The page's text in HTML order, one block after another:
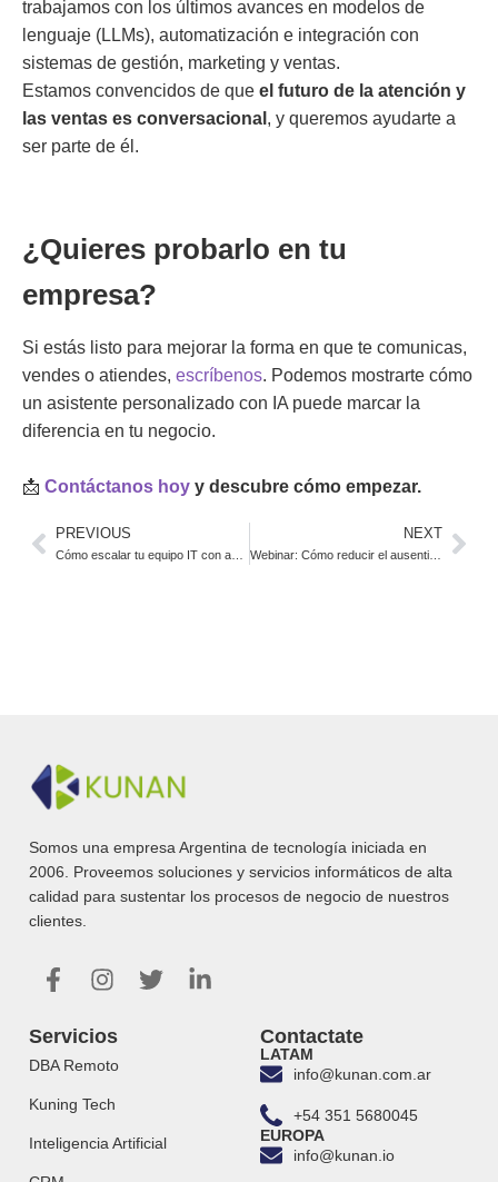
trabajamos con los últimos avances en modelos de
lenguaje (LLMs), automatización e integración con
sistemas de gestión, marketing y ventas.
Estamos convencidos de que el futuro de la atención y
las ventas es conversacional , y queremos ayudarte a
ser parte de él.
¿Quieres probarlo en tu
empresa?
Si estás listo para mejorar la forma en que te comunicas,
vendes o atiendes, escríbenos. Podemos mostrarte cómo
un asistente personalizado con IA puede marcar la
diferencia en tu negocio.
📩 Contáctanos hoy y descubre cómo empezar.
PREVIOUS NEXT
Webinar: Cómo reducir el ausentismo en salud con tecnología
Somos una empresa Argentina de tecnología iniciada en
2006. Proveemos soluciones y servicios informáticos de alta
calidad para sustentar los procesos de negocio de nuestros
clientes.
Servicios
DBA Remoto
Kuning Tech
Inteligencia Artificial
Contactate
LATAM
info@kunan.com.ar
+54 351 5680045
EUROPA
info@kunan.io